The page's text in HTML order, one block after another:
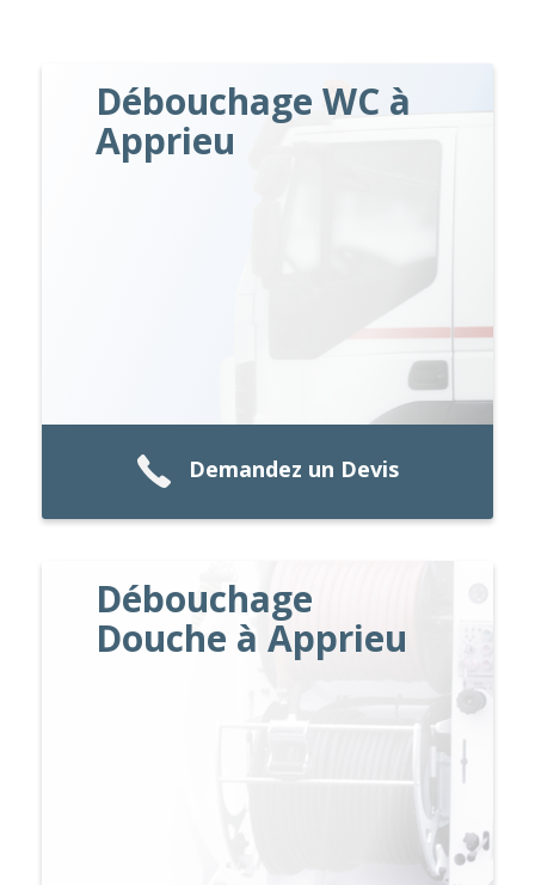
Débouchage WC à
Apprieu
Demandez un Devis
Débouchage
Douche à Apprieu